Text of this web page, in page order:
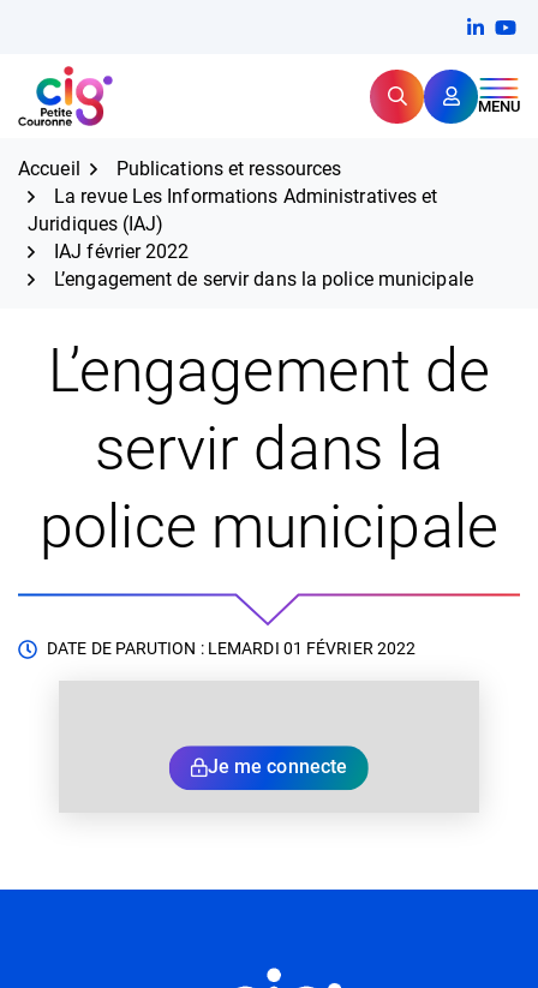
contenu
CIG Petite Couronne RechercherMENU
Expertise et proximité pour
Accueil
Publications et ressources
La revue Les Informations Administratives et
Juridiques (IAJ)
IAJ février 2022
L’engagement de servir dans la police municipale
L’engagement de
servir dans la
police municipale
DATE DE PARUTION : LEMARDI 01 FÉVRIER 2022
Je me connecte